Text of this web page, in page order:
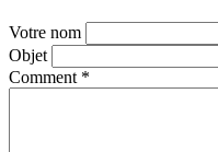
Votre nom
Objet
Comment *